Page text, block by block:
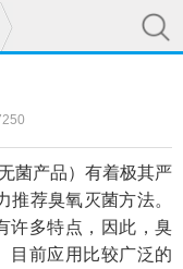
菌产品）有着极其严
荐臭氧灭菌方法。
许多特点，因此，臭
目前应用比较广泛的